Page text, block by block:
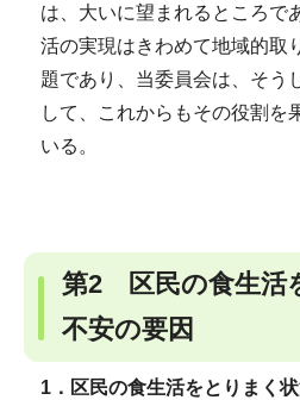
は、大いに望まれるところで
活の実現はきわめて地域的取
題であり、当委員会は、そう
して、これからもその役割を
いる。
第2 区民の食生活
不安の要因
1．区民の食生活をとりまく